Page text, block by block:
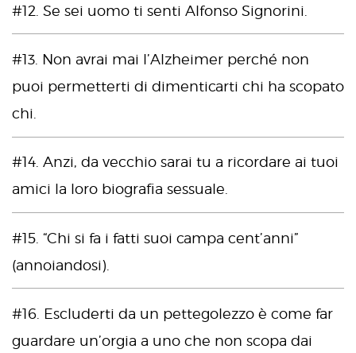
#12. Se sei uomo ti senti Alfonso Signorini.
#13. Non avrai mai l’Alzheimer perché non
puoi permetterti di dimenticarti chi ha scopato
chi.
#14. Anzi, da vecchio sarai tu a ricordare ai tuoi
amici la loro biografia sessuale.
#15. “Chi si fa i fatti suoi campa cent’anni”
(annoiandosi).
#16. Escluderti da un pettegolezzo è come far
guardare un’orgia a uno che non scopa dai